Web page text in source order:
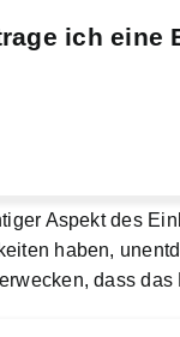
ich eine
Aspekt des
haben,
dass